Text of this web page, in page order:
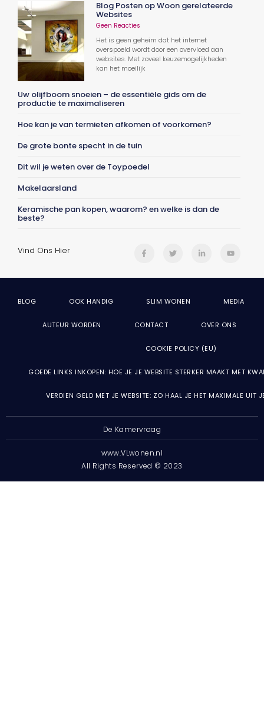
Blog Posten op Woon gerelateerde
Websites
Geen Reacties
Het is geen geheim dat het internet
overspoeld wordt door een overvloed aan
websites. Met zoveel keuzemogelijkheden
kan het moeilijk
Uw olijfboom snoeien – de essentiële gids om de
productie te maximaliseren
Hoe kan je van termieten afkomen of voorkomen?
De grote bonte specht in de tuin
Dit wil je weten over de Toypoedel
Makelaarsland
Keramische pan kopen, waarom? en welke is dan de
beste?
Vind Ons Hier
BLOG OOK HANDIG SLIM WONEN MEDIA
AUTEUR WORDEN CONTACT OVER ONS
COOKIE POLICY (EU)
GOEDE LINKS INKOPEN: HOE JE JE WEBSITE STERKER MAAKT MET
VERDIEN GELD MET JE WEBSITE: ZO HAAL JE HET MAXIMALE UIT
De Kamervraag
www.VLwonen.nl
All Rights Reserved © 2023